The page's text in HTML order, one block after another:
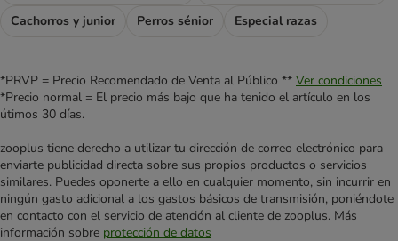
Cachorros y junior
Perros sénior Especial razas
*PRVP = Precio Recomendado de Venta al Público ** Ver condiciones
*Precio normal = El precio más bajo que ha tenido el artículo en los
útimos 30 días.
zooplus tiene derecho a utilizar tu dirección de correo electrónico para
enviarte publicidad directa sobre sus propios productos o servicios
similares. Puedes oponerte a ello en cualquier momento, sin incurrir en
ningún gasto adicional a los gastos básicos de transmisión, poniéndote
en contacto con el servicio de atención al cliente de zooplus. Más
información sobre protección de datos